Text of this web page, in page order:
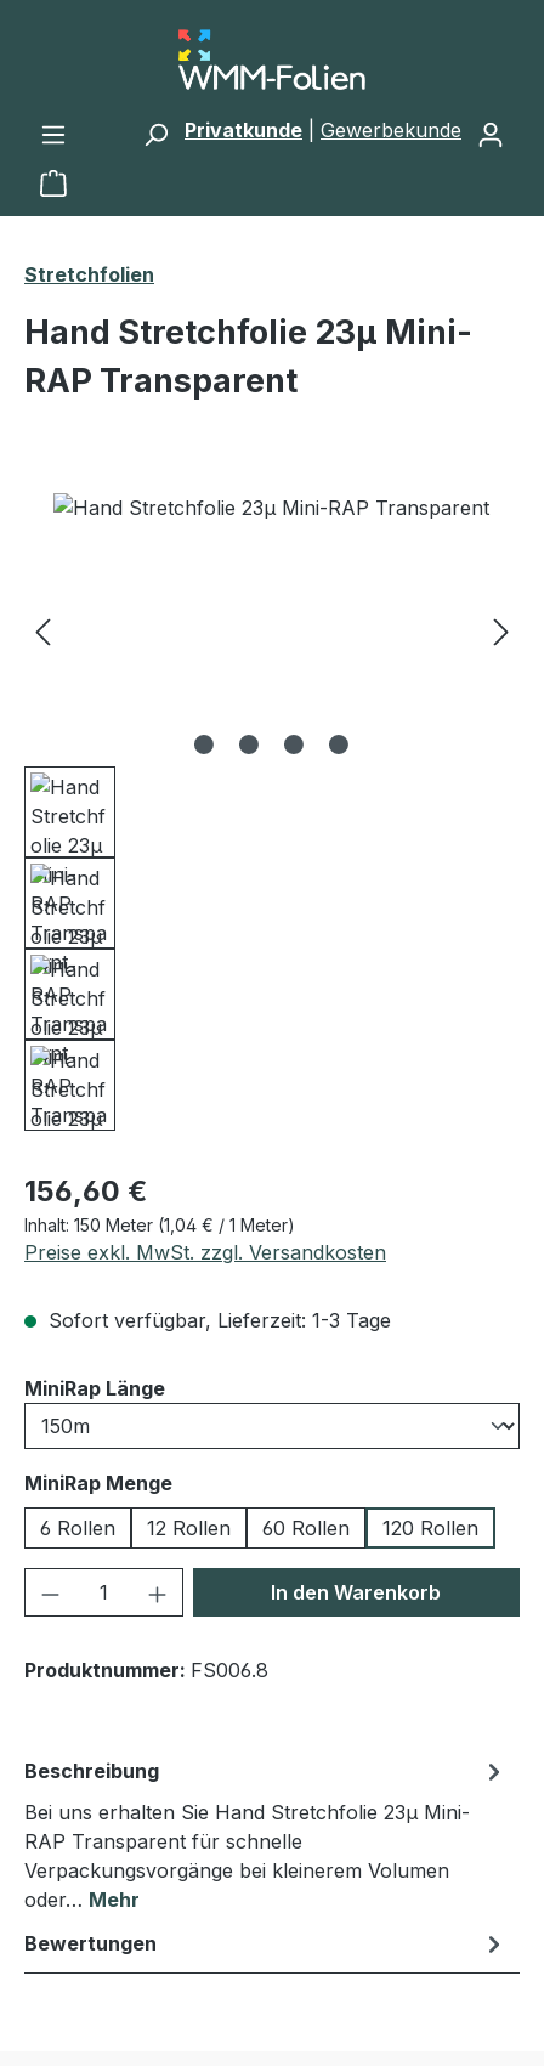
Zum Hauptinhalt springen
Privatkunde Gewerbekunde
Warenkorb enthält 0 Positionen. Der
Stretchfolien
Hand Stretchfolie 23µ Mini-
RAP Transparent
Bildergalerie überspringen
Regulärer Preis:
156,60 €
Inhalt: 150 Meter (1,04 € / 1 Meter)
Preise exkl. MwSt. zzgl. Versandkosten
Sofort verfügbar, Lieferzeit: 1-3 Tage
MiniRap Längeauswählen
MiniRap Mengeauswählen
6 Rollen
12 Rollen 60 Rollen 120 Rollen
Produkt Anzahl: Gib denIn den Warenkorb
Produktnummer: FS006.8
Beschreibung
Bei uns erhalten Sie Hand Stretchfolie 23µ Mini-
RAP Transparent für schnelle
Verpackungsvorgänge bei kleinerem Volumen
oder… Mehr
Bewertungen